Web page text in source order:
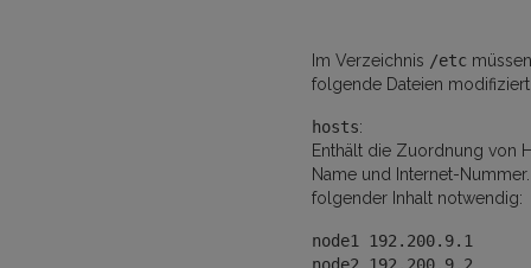
Im Verzeichnis /etc müssen
folgende Dateien
hosts:
Enthält die Zuordnung von
Name und Internet-
folgender Inhalt notwendig:
node1 192.200.9.1